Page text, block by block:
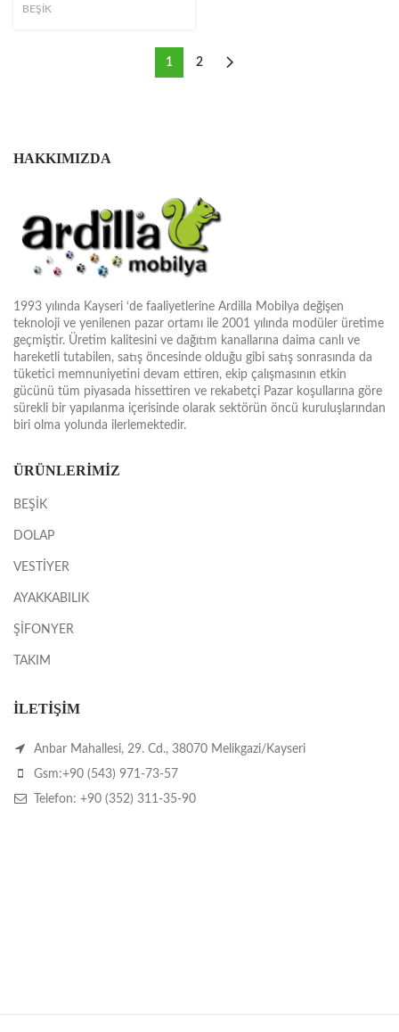
BEŞİK
1 2
HAKKIMIZDA
1993 yılında Kayseri ‘de faaliyetlerine Ardilla Mobilya değişen
teknoloji ve yenilenen pazar ortamı ile 2001 yılında modüler üretime
geçmiştir. Üretim kalitesini ve dağıtım kanallarına daima canlı ve
hareketli tutabilen, satış öncesinde olduğu gibi satış sonrasında da
tüketici memnuniyetini devam ettiren, ekip çalışmasının etkin
gücünü tüm piyasada hissettiren ve rekabetçi Pazar koşullarına göre
sürekli bir yapılanma içerisinde olarak sektörün öncü kuruluşlarından
biri olma yolunda ilerlemektedir.
ÜRÜNLERİMİZ
BEŞİK
DOLAP
VESTİYER
AYAKKABILIK
ŞİFONYER
TAKIM
İLETİŞİM
Anbar Mahallesi, 29. Cd., 38070 Melikgazi/Kayseri
Gsm:+90 (543) 971-73-57
Telefon: +90 (352) 311-35-90